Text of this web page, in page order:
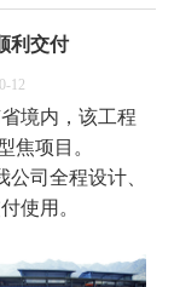
利交付
12
境内，该工程
焦项目。
司全程设计、
使用。